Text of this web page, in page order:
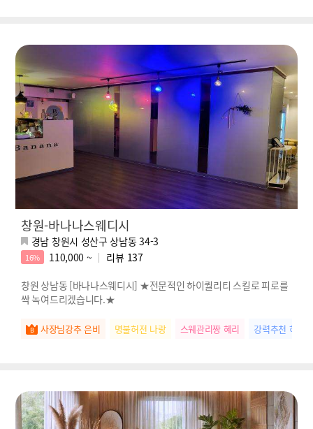
창원-바나나스웨디시
경남 창원시 성산구 상남동 34-3
16% 110,000 ~ 리뷰 137
창원 상남동 [바나나스웨디시] ★전문적인 하이퀄리티 스킬로 피로를
싹 녹여드리겠습니다.★
사장님강추 은비 명불허전 나랑 스웨관리짱 혜리 강력추천 하린